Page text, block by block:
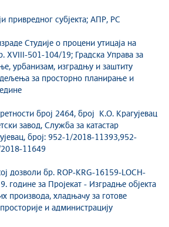
привредног субјекта; АПР, РС
Студије о процени утицаја на
XVIII-501-104/19; Градска Управа за
урбанизам, изградњу и заштиту
за просторно планирање и
број 2464, број К.О. Крагујевац
завод, Служба за катастар
број: 952-1/2018-11393,952-
11649
дозволи бр. ROP-KRG-16159-LOCH-
године за Пројекат - Изградње објекта
производа, хладњачу за готове
и администрацију